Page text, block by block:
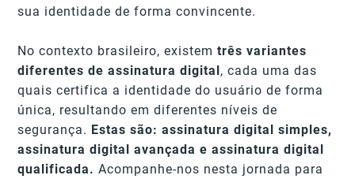
sua identidade de forma convincente.
No contexto brasileiro, existemtrês variantes
diferentes de assinatura digital, cada uma das
quais certifica a identidade do usuário de forma
única, resultando em diferentes níveis de
segurança. Estas são: assinatura digital simples,
assinatura digital avançada e assinatura digital
qualificada. Acompanhe-nos nesta jornada para